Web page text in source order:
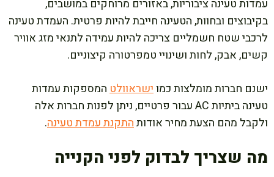
עמדות טעינה ציבוריות, באזורים מרוחקים במושבים,
בקיבוצים ובחוות, הטעינה חייבת להיות פרטית. העמדת טעינה
לרכבי שטח חשמליים צריכה להיות עמידה לתנאי מזג אוויר
קשים, אבק, לחות ושינויי טמפרטורה קיצוניים.
ישנם חברות מומלצות כמוישראוולטהמספקות עמדות
טעינה ביתיות AC עבור פרטיים, ניתן לפנות חברות אלה
ולקבל מהם הצעת מחיר אודותהתקנת עמדת טעינה.
מה שצריך לבדוק לפני הקנייה